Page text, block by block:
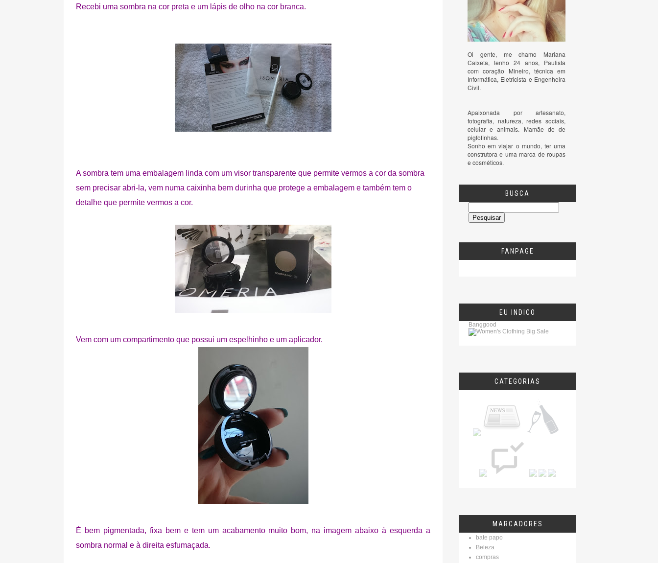
Recebi uma sombra na cor preta e um lápis de olho na cor branca.
A sombra tem uma embalagem linda com um visor transparente que permite vermos a cor da sombra
sem precisar abri-la, vem numa caixinha bem durinha que protege a embalagem e também tem o
detalhe que permite vermos a cor.
Vem com um compartimento que possui um espelhinho e um aplicador.
É bem pigmentada, fixa bem e tem um acabamento muito bom, na imagem abaixo à esquerda a
sombra normal e à direita esfumaçada.
Oi gente, me chamo Mariana
Caixeta, tenho 24 anos, Paulista
com coração Mineiro, técnica em
Informática, Eletricista e Engenheira
Civil.
Apaixonada por artesanato,
fotografia, natureza, redes sociais,
celular e animais. Mamãe de de
pigfofinhas.
Sonho em viajar o mundo, ter uma
construtora e uma marca de roupas
e cosméticos.
BUSCA
FANPAGE
EU INDICO
Banggood
CATEGORIAS
MARCADORES
bate papo
Beleza
compras